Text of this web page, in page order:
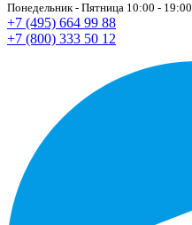
Понедельник - Пятница 10:00 - 19:00
+7 (495) 664 99 88
+7 (800) 333 50 12